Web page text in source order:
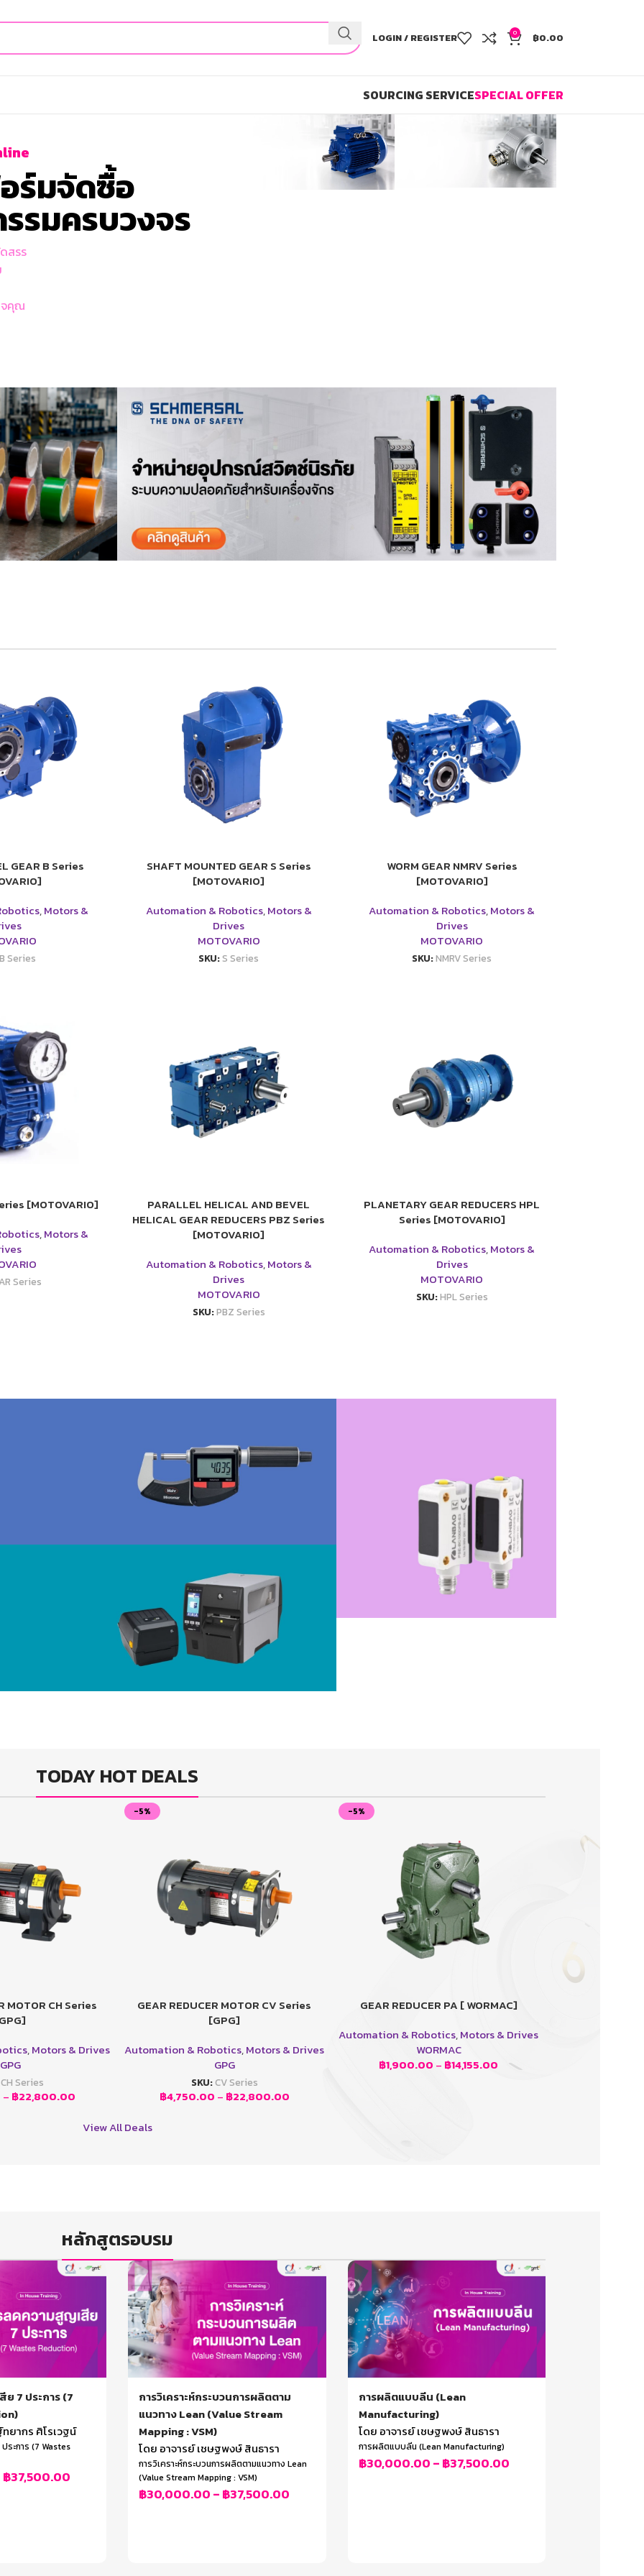
LOGIN / REGISTER 0 ฿0.00
SOURCING SERVICESPECIAL OFFER
ร์มจัดซื้อ
รมครบวงจร
สรร
จคุณ
GEAR B Series
,Motors &
Series
SHAFT MOUNTED GEAR S Series
[MOTOVARIO]
Automation & Robotics,Motors &
Drives
MOTOVARIO
SKU:S Series
WORM GEAR NMRV Series
[MOTOVARIO]
Automation & Robotics,Motors &
Drives
MOTOVARIO
SKU:NMRV Series
[MOTOVARIO]
,Motors &
Series
PARALLEL HELICAL AND BEVEL
HELICAL GEAR REDUCERS PBZ Series
[MOTOVARIO]
Automation & Robotics,Motors &
Drives
MOTOVARIO
SKU:PBZ Series
PLANETARY GEAR REDUCERS HPL
Series [MOTOVARIO]
Automation & Robotics,Motors &
Drives
MOTOVARIO
SKU:HPL Series
TODAY HOT DEALS
MOTOR CH Series
,Motors & Drives
GPG
CH Series
– ฿22,800.00
-5%
เลือกรูปแบบ
GEAR REDUCER MOTOR CV Series
[GPG]
Automation & Robotics,Motors & Drives
GPG
SKU:CV Series
฿4,750.00 – ฿22,800.00
-5%
อ่านเพิ่มGEAR REDUCER PA [ WORMAC]
Automation & Robotics,Motors & Drives
WORMAC
฿1,900.00 – ฿14,155.00
View All Deals
หลักสูตรอบรม
7 ประการ (7
ยากร ศิโรเวฐน์
ะการ (7 Wastes
฿37,500.00
การวิเคราะห์กระบวนการผลิตตาม
แนวทาง Lean (Value Stream
Mapping : VSM)
โดย อาจารย์ เชษฐพงษ์ สินธารา
การวิเคราะห์กระบวนการผลิตตามแนวทาง Lean
(Value Stream Mapping : VSM)
฿30,000.00–฿37,500.00
การผลิตแบบลีน (Lean
Manufacturing)
โดย อาจารย์ เชษฐพงษ์ สินธารา
การผลิตแบบลีน (Lean Manufacturing)
฿30,000.00–฿37,500.00